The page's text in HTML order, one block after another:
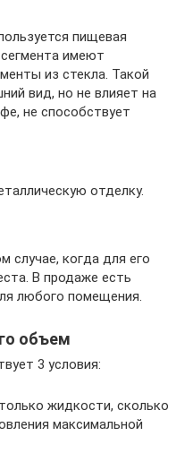
пищевая
имеют
из стекла. Такой
вид, но не влияет на
не способствует
отделку.
случае, когда для его
В продаже есть
любого помещения.
объем
3 условия:
жидкости, сколько
максимальной